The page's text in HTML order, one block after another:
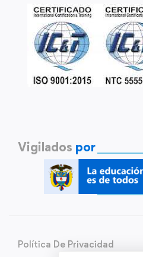
Vigilados por
Política De Privacidad